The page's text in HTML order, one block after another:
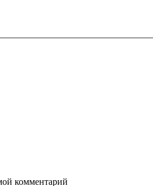
комментарий